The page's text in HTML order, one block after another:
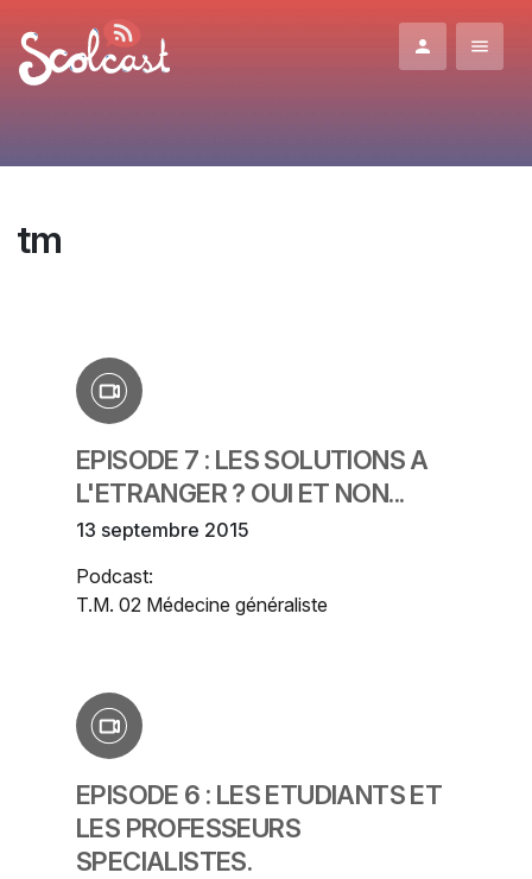
tm
EPISODE 7 : LES SOLUTIONS A
L'ETRANGER ? OUI ET NON...
13 septembre 2015
Podcast:
T.M. 02 Médecine généraliste
EPISODE 6 : LES ETUDIANTS ET
LES PROFESSEURS
SPECIALISTES.